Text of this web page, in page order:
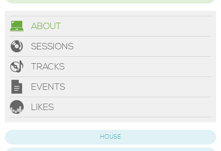
ABOUT
SESSIONS
TRACKS
EVENTS
LIKES
HOUSE